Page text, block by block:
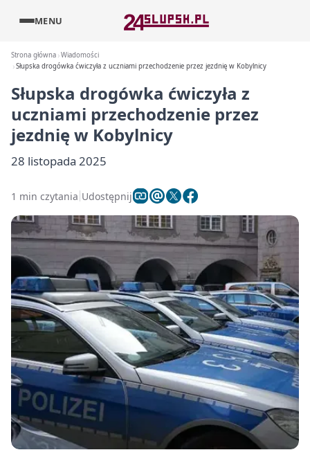
MENU
Strona główna Wiadomości
Słupska drogówka ćwiczyła z uczniami przechodzenie przez jezdnię w Kobylnicy
Słupska drogówka ćwiczyła z
uczniami przechodzenie przez
jezdnię w Kobylnicy
28 listopada 2025
1 min czytania Udostępnij